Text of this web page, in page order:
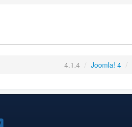
/
Joomla! 4
/
4.1.4